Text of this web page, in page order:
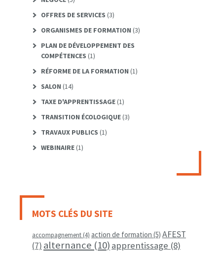
OFFRES DE SERVICES (3)
ORGANISMES DE FORMATION (3)
PLAN DE DÉVELOPPEMENT DES
COMPÉTENCES (1)
RÉFORME DE LA FORMATION (1)
SALON (14)
TAXE D'APPRENTISSAGE(1)
TRANSITION ÉCOLOGIQUE(3)
TRAVAUX PUBLICS (1)
WEBINAIRE(1)
MOTS CLÉS DU SITE
accompagnement (4) action de formation (5) AFEST
(7) alternance (10) apprentissage (8)